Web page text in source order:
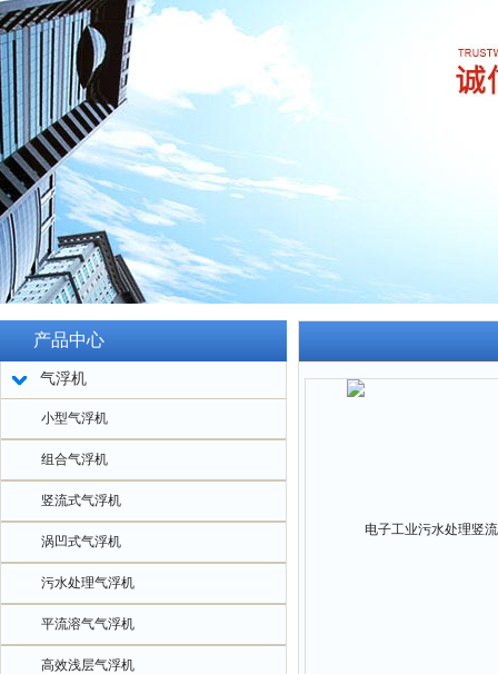
产品中心
气浮机
小型气浮机
组合气浮机
竖流式气浮机
涡凹式气浮机
污水处理气浮机
平流溶气气浮机
高效浅层气浮机